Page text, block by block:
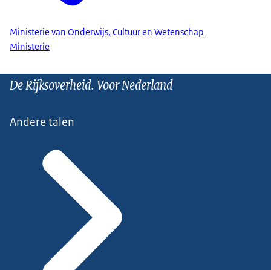
Ministerie van Onderwijs, Cultuur en Wetenschap
Ministerie
De Rijksoverheid. Voor Nederland
Andere talen